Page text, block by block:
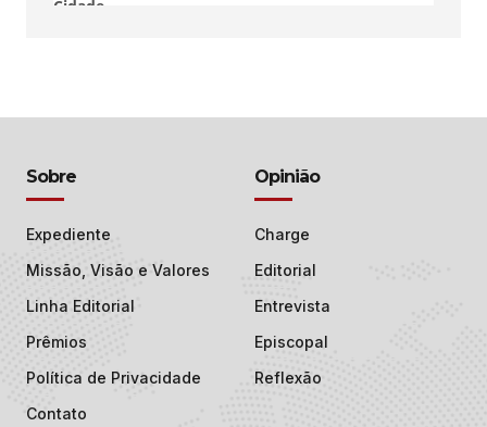
Sobre
Expediente
Missão, Visão e Valores
Linha Editorial
Prêmios
Política de Privacidade
Contato
Opinião
Charge
Editorial
Entrevista
Episcopal
Reflexão